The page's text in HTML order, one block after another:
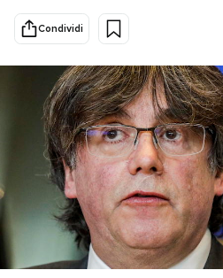
Cultura
Economia
Sport
PODCAST
NEWSLETTER
I MIEI PREFERITI
Condividi